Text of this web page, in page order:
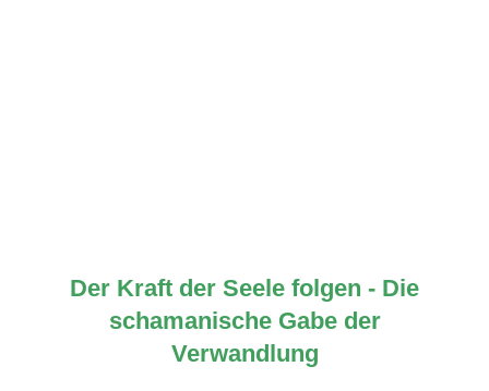
Der Kraft der Seele folgen - Die
schamanische Gabe der
Verwandlung